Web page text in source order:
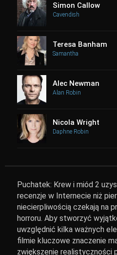
Simon Callow
Cavendish
Teresa Banham
Samantha
Alec Newman
Alan Robin
Nicola Wright
Daphne Robin
Puchatek: Krew i miód 2
recenzje w Internecie niż
niecierpliwością czekają na
horroru. Aby stworzyć
uwzględnić kilka ważnych
filmie kluczowe znaczenie
zwiększenie realistyczności